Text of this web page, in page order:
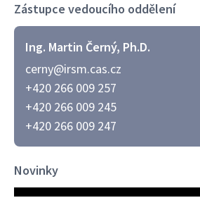
Zástupce vedoucího oddělení
Ing. Martin Černý, Ph.D.
cerny@irsm.cas.cz
+420 266 009 257
+420 266 009 245
+420 266 009 247
Novinky